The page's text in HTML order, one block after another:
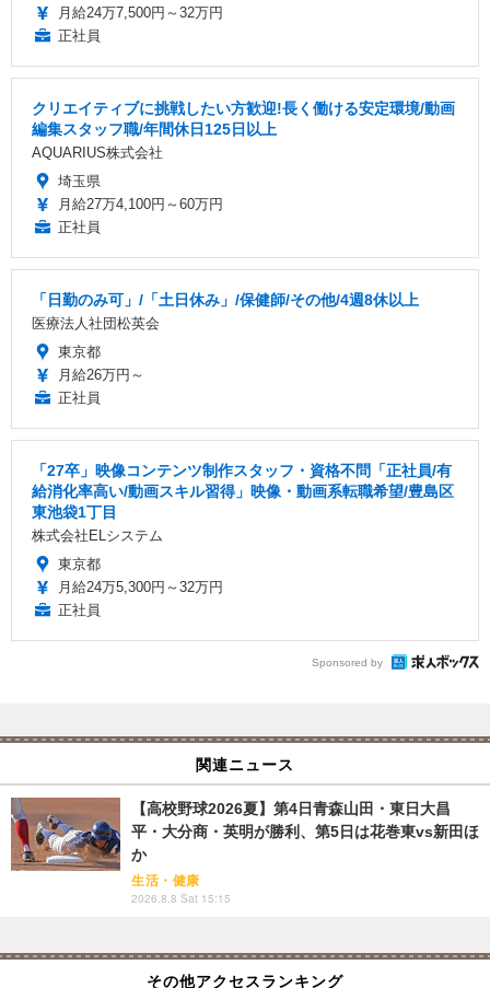
月給24万7,500円～32万円
正社員
クリエイティブに挑戦したい方歓迎!長く働ける安定環境/動画
編集スタッフ職/年間休日125日以上
AQUARIUS株式会社
埼玉県
月給27万4,100円～60万円
正社員
「日勤のみ可」/「土日休み」/保健師/その他/4週8休以上
医療法人社団松英会
東京都
月給26万円～
正社員
「27卒」映像コンテンツ制作スタッフ・資格不問「正社員/有
給消化率高い/動画スキル習得」映像・動画系転職希望/豊島区
東池袋1丁目
株式会社ELシステム
東京都
月給24万5,300円～32万円
正社員
Sponsored by
関連ニュース
【高校野球2026夏】第4日青森山田・東日大昌
平・大分商・英明が勝利、第5日は花巻東vs新田ほ
か
生活・健康
2026.8.8 Sat 15:15
その他アクセスランキング